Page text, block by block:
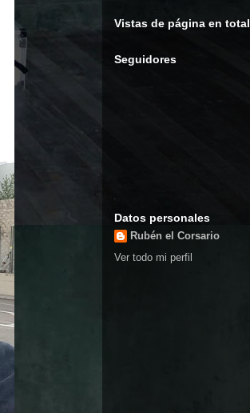
Vistas de página en total
Seguidores
Datos personales
Rubén el Corsario
Ver todo mi perfil